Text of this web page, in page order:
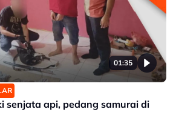
01:35
senjata api, pedang samurai di